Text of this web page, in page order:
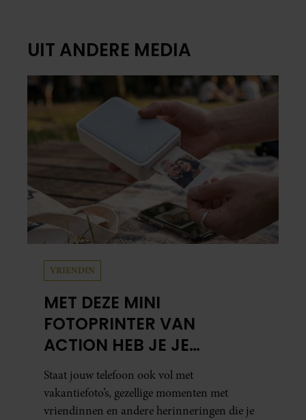
UIT ANDERE MEDIA
VRIENDIN
MET DEZE MINI
FOTOPRINTER VAN
ACTION HEB JE JE
FAVORIETE FOTO’S BINNEN
ÉÉN MINUUT IN HANDEN
Staat jouw telefoon ook vol met
vakantiefoto’s, gezellige momenten met
vriendinnen en andere herinneringen die je